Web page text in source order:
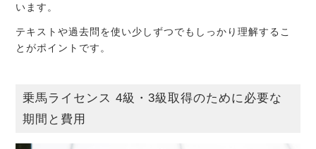
います。
テキストや過去問を使い少しずつでもしっかり理解するこ
とがポイントです。
乗馬ライセンス 4級・3級取得のために必要な
期間と費用